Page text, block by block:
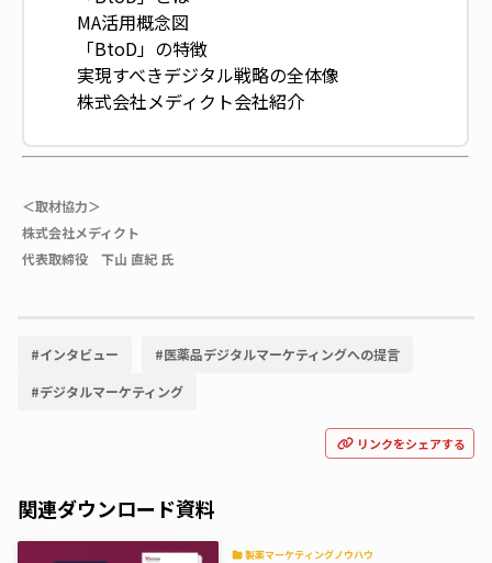
MA活用概念図
「BtoD」の特徴
実現すべきデジタル戦略の全体像
株式会社メディクト会社紹介
＜取材協力＞
株式会社メディクト
代表取締役 下山 直紀 氏
#インタビュー #医薬品デジタルマーケティングへの提言
#デジタルマーケティング
リンクをシェアする
関連ダウンロード資料
製薬マーケティングノウハウ